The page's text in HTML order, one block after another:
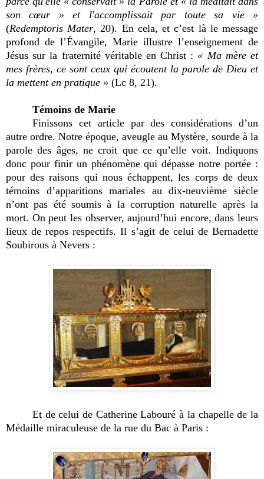
son cœur » et l'accomplissait par toute sa vie »
(Redemptoris Mater, 20). En cela, et c’est là le message
profond de l’Évangile, Marie illustre l’enseignement de
Jésus sur la fraternité véritable en Christ : « Ma mère et
mes frères, ce sont ceux qui écoutent la parole de Dieu et
la mettent en pratique » (Lc 8, 21).
Témoins de Marie
Finissons cet article par des considérations d’un
autre ordre. Notre époque, aveugle au Mystère, sourde à la
parole des âges, ne croit que ce qu’elle voit. Indiquons
donc pour finir un phénomène qui dépasse notre portée :
pour des raisons qui nous échappent, les corps de deux
témoins d’apparitions mariales au dix-neuvième siècle
n’ont pas été soumis à la corruption naturelle après la
mort. On peut les observer, aujourd’hui encore, dans leurs
lieux de repos respectifs. Il s’agit de celui de Bernadette
Soubirous à Nevers :
Et de celui de Catherine Labouré à la chapelle de la
Médaille miraculeuse de la rue du Bac à Paris :